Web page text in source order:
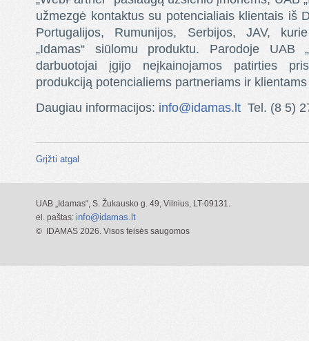
užmezgė kontaktus su potencialiais klientais iš
Portugalijos, Rumunijos, Serbijos, JAV,
„Idamas“ siūlomu produktu. Parodoje UAB
darbuotojai įgijo neįkainojamos patirties
produkciją potencialiems partneriams ir
Daugiau informacijos: info@idamas.lt Tel. (8 5)
Grįžti atgal
UAB „Idamas“, S. Žukausko g. 49, Vilnius, LT-09131.
el. paštas: info@idamas.lt
© IDAMAS 2026. Visos teisės saugomos